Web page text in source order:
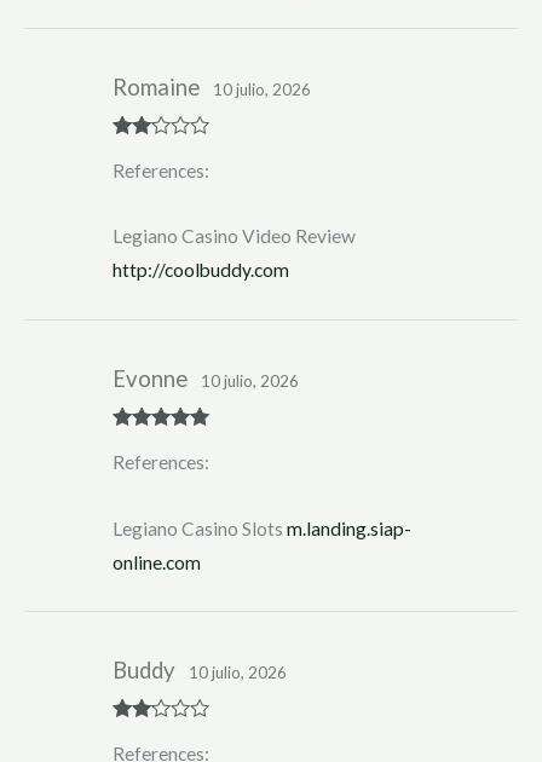
d2
Romaine 10 julio, 2026
References:
Legiano Casino Video Review
http://coolbuddy.com
of 5
Evonne 10 julio, 2026
References:
Legiano Casino Slotsm.landing.siap-
online.com
d2
Buddy 10 julio, 2026
References: